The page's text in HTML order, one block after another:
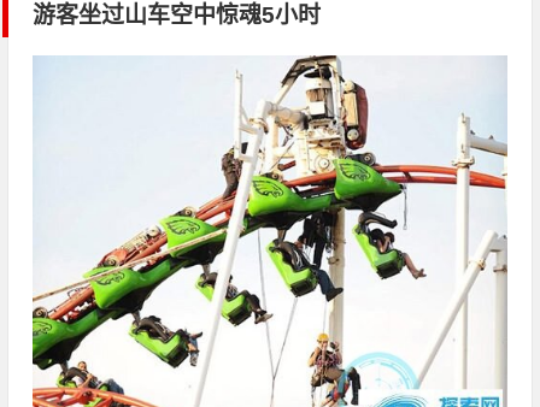
游客坐过山车空中惊魂5小时